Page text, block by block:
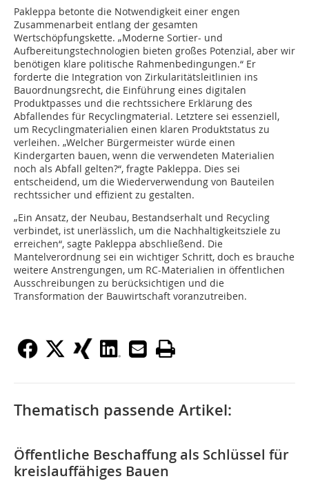
Pakleppa betonte die Notwendigkeit einer engen
Zusammenarbeit entlang der gesamten
Wertschöpfungskette. „Moderne Sortier- und
Aufbereitungstechnologien bieten großes Potenzial, aber wir
benötigen klare politische Rahmenbedingungen.“ Er
forderte die Integration von Zirkularitätsleitlinien ins
Bauordnungsrecht, die Einführung eines digitalen
Produktpasses und die rechtssichere Erklärung des
Abfallendes für Recyclingmaterial. Letztere sei essenziell,
um Recyclingmaterialien einen klaren Produktstatus zu
verleihen. „Welcher Bürgermeister würde einen
Kindergarten bauen, wenn die verwendeten Materialien
noch als Abfall gelten?“, fragte Pakleppa. Dies sei
entscheidend, um die Wiederverwendung von Bauteilen
rechtssicher und effizient zu gestalten.
„Ein Ansatz, der Neubau, Bestandserhalt und Recycling
verbindet, ist unerlässlich, um die Nachhaltigkeitsziele zu
erreichen“, sagte Pakleppa abschließend. Die
Mantelverordnung sei ein wichtiger Schritt, doch es brauche
weitere Anstrengungen, um RC-Materialien in öffentlichen
Ausschreibungen zu berücksichtigen und die
Transformation der Bauwirtschaft voranzutreiben.
Thematisch passende Artikel:
Öffentliche Beschaffung als Schlüssel für
kreislauffähiges Bauen